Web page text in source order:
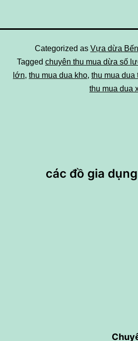
Categorized as Vựa dừa
Tagged chuyên thu mua dừa số
lớn, thu mua dua kho, thu mua dua
thu mua dua
các đồ gia